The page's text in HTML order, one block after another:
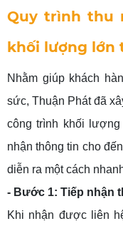
Quy trình thu
khối lượng lớn
Nhằm giúp khách
sức, Thuận Phát đã
công trình khối
nhận thông tin cho
diễn ra một cách
- Bước 1: Tiếp nhận
Khi nhận được liên